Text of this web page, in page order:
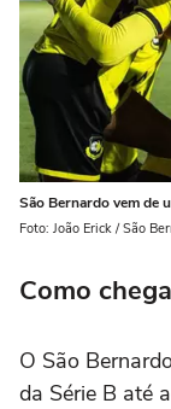
São Bernardo vem de
Foto: João Erick / São
Como
O São
da Série B até